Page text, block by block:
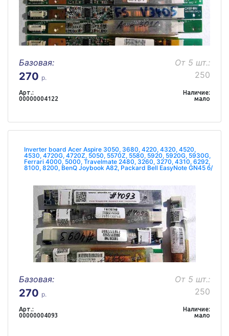
Базовая:
270 р.
От 5 шт.:
250
Арт.:
00000004122
Наличие:
мало
Inverter board Acer Aspire 3050, 3680, 4220, 4320, 4520,
4530, 4720G, 4720Z, 5050, 5570Z, 5580, 5920, 5920G, 5930G,
Ferrari 4000, 5000, Travelmate 2480, 3260, 3270, 4310, 6292,
8100, 8200, BenQ Joybook A82, Packard Bell EasyNote GN45 б/
Базовая:
270 р.
От 5 шт.:
250
Арт.:
00000004093
Наличие:
мало